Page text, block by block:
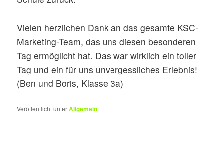
Vielen herzlichen Dank an das gesamte KSC-
Marketing-Team, das uns diesen besonderen
Tag ermöglicht hat. Das war wirklich ein toller
Tag und ein für uns unvergessliches Erlebnis!
(Ben und Boris, Klasse 3a)
Veröffentlicht unterAllgemein